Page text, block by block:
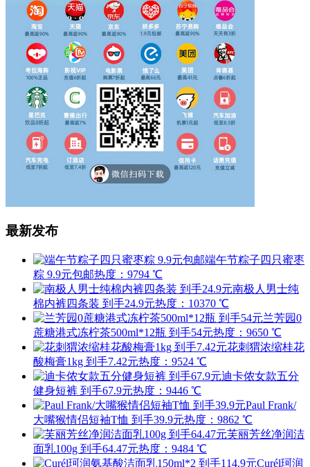
最新发布
端午节粽子四只蜜枣
粽 9.9元包邮热度：9794 ℃
南极人男士纯
棉内裤四条装 到手24.9元热度：10370 ℃
兰芳园0
蔗糖港式冻柠茶500ml*12瓶 到手54元热度：9650 ℃
花刺猬浓缩桂花
酸梅膏1kg 到手7.42元热度：9524 ℃
迪卡侬女款五分
健身短裤 到手67.9元热度：9446 ℃
Paul Frank/
大嘴猴情侣短袖T恤 到手39.9元热度：9862 ℃
芙丽芳丝净润洁
面乳100g 到手64.47元热度：9484 ℃
Curél珂润